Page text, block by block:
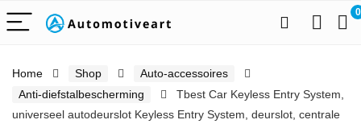
0
Home Shop
Auto-accessoires
Anti-diefstalbescherming
Tbest Car Keyless Entry System,
universeel autodeurslot Keyless Entry System, deurslot, centrale